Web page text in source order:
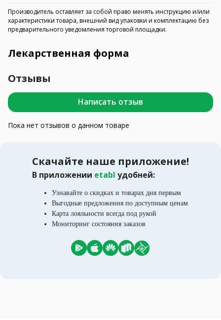
Производитель оставляет за собой право менять инструкцию и/или
характеристики товара, внешний вид упаковки и комплектацию без
предварительного уведомления торговой площадки.
Лекарственная форма
Отзывы
Написать отзыв
Пока нет отзывов о данном товаре
Скачайте наше приложение!
В приложении etabl удобней:
Узнавайте о скидках и товарах дня первым
Выгодные предложения по доступным ценам
Карта лояльности всегда под рукой
Мониторинг состояния заказов